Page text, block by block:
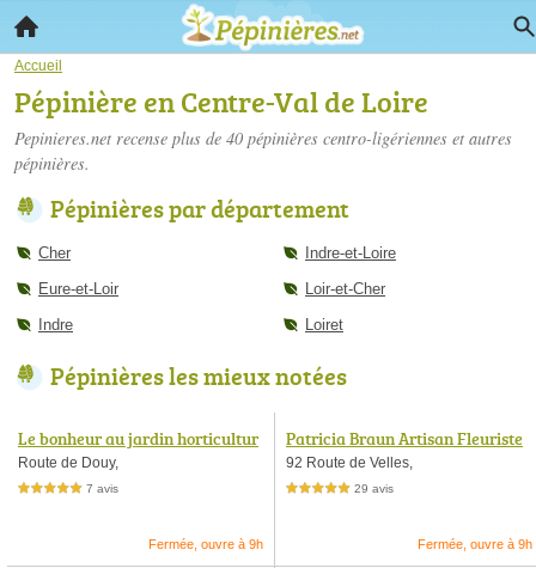
Accueil
Pépinière en Centre-Val de Loire
Pepinieres.net recense plus de 40 pépinières centro-ligériennes et autres
pépinières.
Pépinières par département
Cher
Eure-et-Loir
Indre
Indre-et-Loire
Loir-et-Cher
Loiret
Pépinières les mieux notées
Le bonheur au jardin horticultur
e pépinière jardinerie
Route de Douy,
5,0 étoiles sur 5 7 avis
Fermée, ouvre à 9h
Patricia Braun Artisan Fleuriste
92 Route de Velles,
5,0 étoiles sur 5 29 avis
Fermée, ouvre à 9h